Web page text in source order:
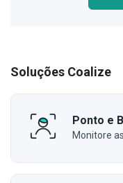
Soluções Coalize
Ponto e
Monitore